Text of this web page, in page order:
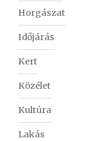
Horgászat
Időjárás
Kert
Közélet
Kultúra
Lakás